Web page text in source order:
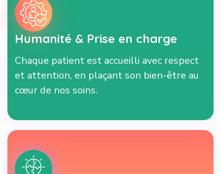
Humanité & Prise en charge
Chaque patient est accueilli avec respect
et attention, en plaçant son bien-être au
cœur de nos soins.